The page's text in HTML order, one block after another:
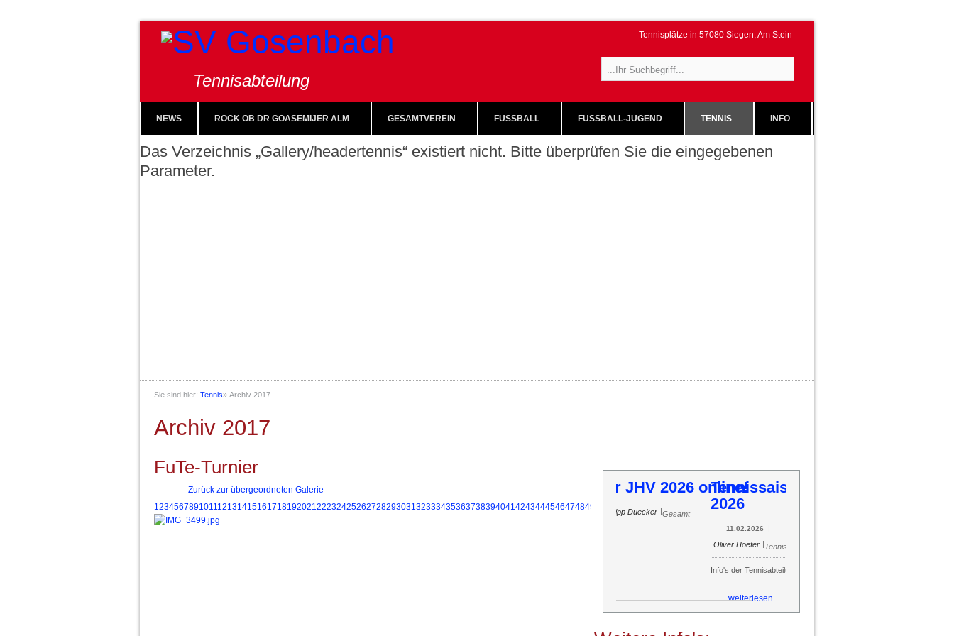
Tennisabteilung
Tennisplätze in 57080 Siegen, Am Stein
NEWS ROCK OB DR GOASEMIJER ALM GESAMTVEREIN FUSSBALL FUSSBALL-JUGEND TENNIS INFO
Das Verzeichnis „Gallery/headertennis“ existiert nicht. Bitte überprüfen Sie die eingegebenen
Parameter.
Sie sind hier: Tennis» Archiv 2017
Archiv 2017
FuTe-Turnier
Zurück zur übergeordneten Galerie
12345678910111213141516171819202122232425262728293031323334353637383940414243444546474849 52 53 55 56 6162636465
Tennissaison 2026
11.02.2026 | Oliver Hoefer